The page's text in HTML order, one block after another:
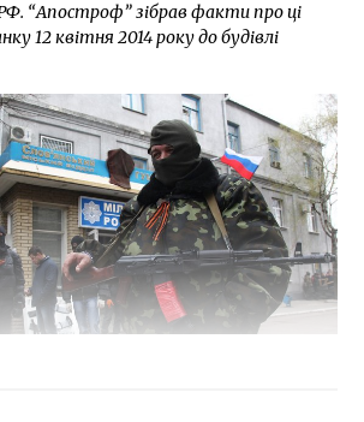
“Апостроф” зібрав факти про ці
12 квітня 2014 року до будівлі